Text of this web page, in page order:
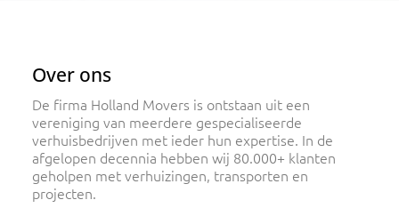
Over ons
De firma Holland Movers is ontstaan uit een
vereniging van meerdere gespecialiseerde
verhuisbedrijven met ieder hun expertise. In de
afgelopen decennia hebben wij 80.000+ klanten
geholpen met verhuizingen, transporten en
projecten.